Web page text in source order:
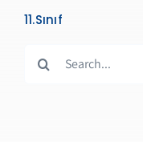
11.Sınıf